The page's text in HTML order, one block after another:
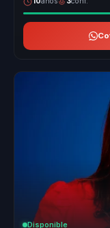
Disponible